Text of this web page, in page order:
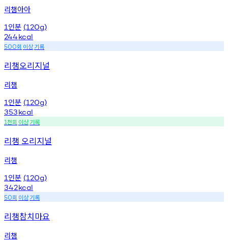
리챔아아
1 인분 (120g)
244kcal
500회 이상기록
리챔오리지널
리챔
1 인분 (120g)
353kcal
1천회 이상기록
리챔 오리지널
리챔
1 인분 (120g)
342kcal
50회 이상기록
리챔참치마요
리챔